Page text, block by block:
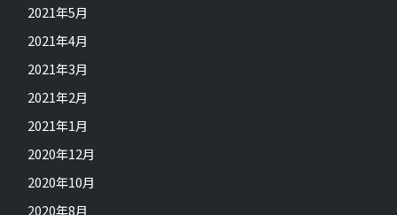
2021年5月
2021年4月
2021年3月
2021年2月
2021年1月
2020年12月
2020年10月
2020年8月